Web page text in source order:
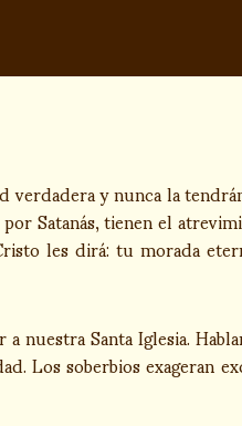
y nunca la
Satanás, tienen el
les dirá: tu morada
nuestra Santa Iglesia.
Los soberbios exageran